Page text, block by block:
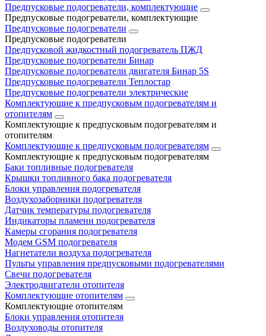
Предпусковые подогреватели, комплектующие
Предпусковые подогреватели, комплектующие
Предпусковые подогреватели
Предпусковые подогреватели
Предпусковой жидкостный подогреватель ПЖД
Предпусковые подогреватели Бинар
Предпусковые подогреватели двигателя Бинар 5S
Предпусковые подогреватели Теплостар
Предпусковые подогреватели электрические
Комплектующие к предпусковым подогревателям и
отопителям
Комплектующие к предпусковым подогревателям и
отопителям
Комплектующие к предпусковым подогревателям
Комплектующие к предпусковым подогревателям
Баки топливные подогревателя
Крышки топливного бака подогревателя
Блоки управления подогревателя
Воздухозаборники подогревателя
Датчик температуры подогревателя
Индикаторы пламени подогревателя
Камеры сгорания подогревателя
Модем GSM подогревателя
Нагнетатели воздуха подогревателя
Пульты управления предпусковыми подогревателями
Свечи подогревателя
Электродвигатели отопителя
Комплектующие отопителям
Комплектующие отопителям
Блоки управления отопителя
Воздуховоды отопителя